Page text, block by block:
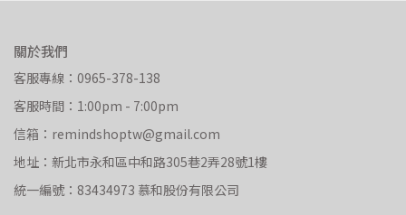
關於我們
客服專線：0965-378-138
客服時間：1:00pm - 7:00pm
信箱：remindshoptw@gmail.com
地址：新北市永和區中和路305巷2弄28號1樓
統一編號：83434973 慕和股份有限公司